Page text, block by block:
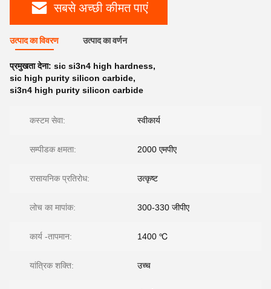
सबसे अच्छी कीमत पाएं
उत्पाद का विवरण उत्पाद का वर्णन
प्रमुखता देना: sic si3n4 high hardness,
sic high purity silicon carbide,
si3n4 high purity silicon carbide
कस्टम सेवा: स्वीकार्य
सम्पीडक क्षमता: 2000 एमपीए
रासायनिक प्रतिरोध: उत्कृष्ट
लोच का मापांक: 300-330 जीपीए
कार्य -तापमान: 1400 ℃
यांत्रिक शक्ति: उच्च